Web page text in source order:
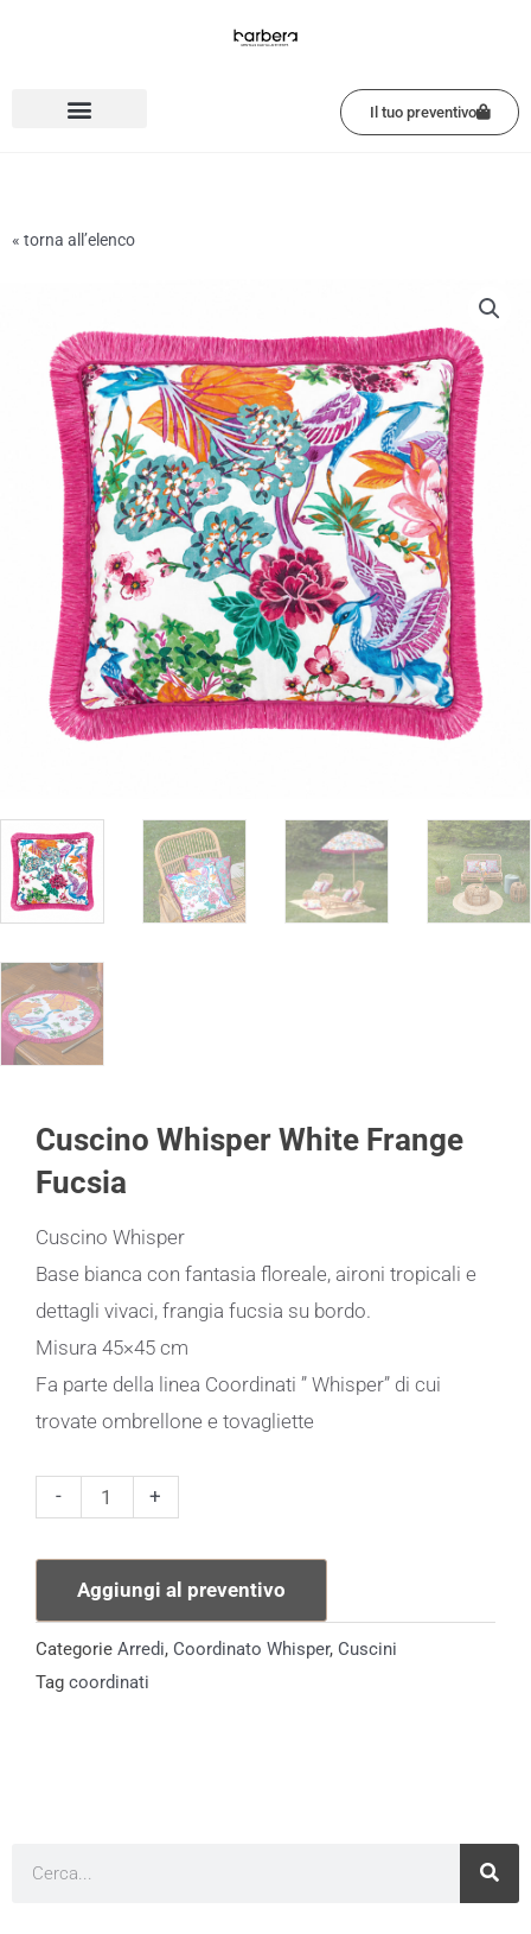
Il tuo preventivo
« torna all’elenco
Cuscino Whisper White Frange
Fucsia
Cuscino Whisper
Base bianca con fantasia floreale, aironi tropicali e
dettagli vivaci, frangia fucsia su bordo.
Misura 45×45 cm
Fa parte della linea Coordinati ” Whisper” di cui
trovate ombrellone e tovagliette
-
Cuscino
White
Frange
Fucsia
quantità
+
Aggiungi al preventivo
Categorie Arredi, Coordinato Whisper, Cuscini
Tag coordinati